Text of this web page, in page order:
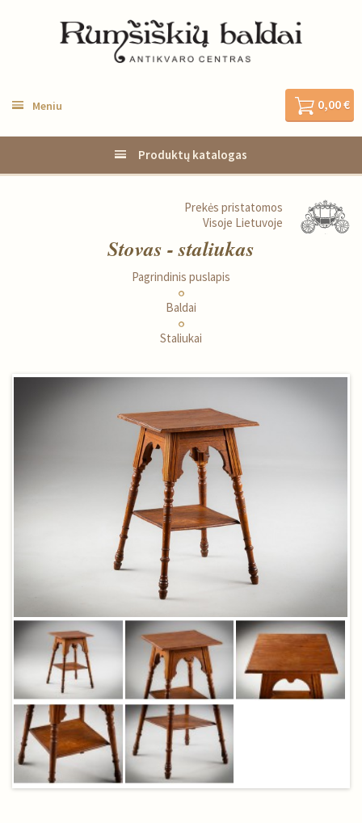
Meniu 0,00 €
Produktų katalogas
Prekės pristatomos
Visoje Lietuvoje
Stovas - staliukas
Pagrindinis puslapis
Baldai
Staliukai